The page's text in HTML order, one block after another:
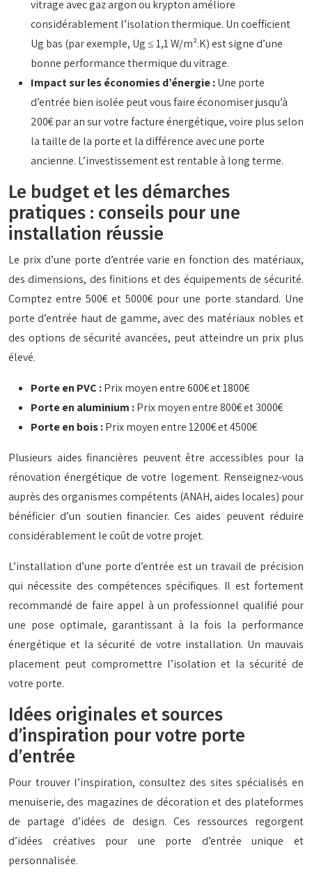
vitrage avec gaz argon ou krypton améliore
considérablement l’isolation thermique. Un coefficient
Ug bas (par exemple, Ug ≤ 1,1 W/m².K) est signe d’une
bonne performance thermique du vitrage.
Impact sur les économies d’énergie :Une porte
d’entrée bien isolée peut vous faire économiser jusqu’à
200€ par an sur votre facture énergétique, voire plus selon
la taille de la porte et la différence avec une porte
ancienne. L’investissement est rentable à long terme.
Le budget et les démarches
pratiques : conseils pour une
installation réussie
Le prix d’une porte d’entrée varie en fonction des matériaux,
des dimensions, des finitions et des équipements de sécurité.
Comptez entre 500€ et 5000€ pour une porte standard. Une
porte d’entrée haut de gamme, avec des matériaux nobles et
des options de sécurité avancées, peut atteindre un prix plus
élevé.
Porte en PVC :Prix moyen entre 600€ et 1800€
Porte en aluminium :Prix moyen entre 800€ et 3000€
Porte en bois :Prix moyen entre 1200€ et 4500€
Plusieurs aides financières peuvent être accessibles pour la
rénovation énergétique de votre logement. Renseignez-vous
auprès des organismes compétents (ANAH, aides locales) pour
bénéficier d’un soutien financier. Ces aides peuvent réduire
considérablement le coût de votre projet.
L’installation d’une porte d’entrée est un travail de précision
qui nécessite des compétences spécifiques. Il est fortement
recommandé de faire appel à un professionnel qualifié pour
une pose optimale, garantissant à la fois la performance
énergétique et la sécurité de votre installation. Un mauvais
placement peut compromettre l’isolation et la sécurité de
votre porte.
Idées originales et sources
d’inspiration pour votre porte
d’entrée
Pour trouver l’inspiration, consultez des sites spécialisés en
menuiserie, des magazines de décoration et des plateformes
de partage d’idées de design. Ces ressources regorgent
d’idées créatives pour une porte d’entrée unique et
personnalisée.